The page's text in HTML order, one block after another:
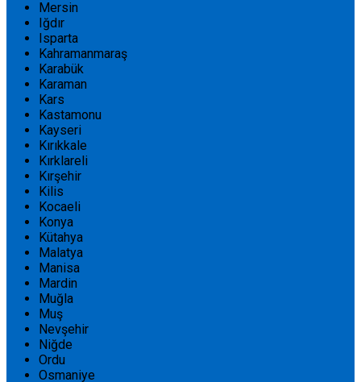
Mersin
Iğdır
Isparta
Kahramanmaraş
Karabük
Karaman
Kars
Kastamonu
Kayseri
Kırıkkale
Kırklareli
Kırşehir
Kilis
Kocaeli
Konya
Kütahya
Malatya
Manisa
Mardin
Muğla
Muş
Nevşehir
Niğde
Ordu
Osmaniye